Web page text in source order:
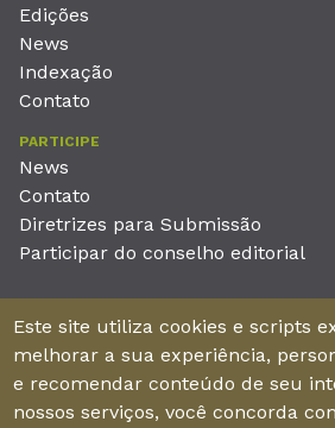
Edições
News
Indexação
Contato
PARTICIPE
News
Contato
Diretrizes para Submissão
Participar do conselho editorial
Unieducar Inteligência Educacional
CNPJ: 05.569.970/0001-26
Av. Desembargador Moreira, No. 2001
Aldeota
Este site utiliza cookies e scripts
melhorar a sua experiência,
e recomendar conteúdo de seu
nossos serviços, você concorda